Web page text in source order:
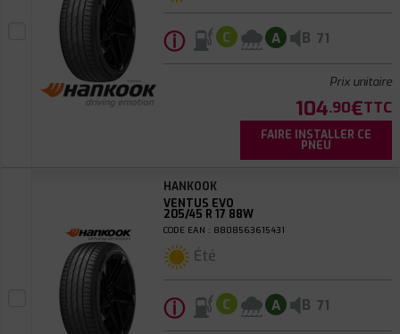
ⓘ C A B 71
Prix unitaire
104.90€TTC
FAIRE INSTALLER CE
PNEU
HANKOOK
VENTUS EVO
205/45 R 17 88W
CODE EAN : 8808563615431
Été
ⓘ C A B 71